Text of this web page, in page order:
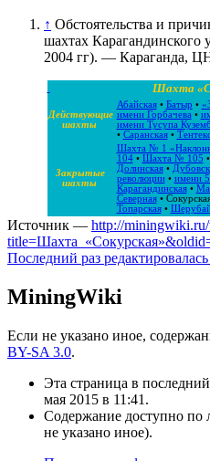
↑ Обстоятельства и
шахтах Карагандинского
2004 гг). — Караганда,
Шахта
Действующие
шахты
Абайская• Батыр •
имени Горбачева •
имени Тусупа
• Саранская•
Закрытые
шахты
Шахта № 1
104• Шахта № 105 •
Долинская•
революции• имени
Карагандинская•
Северная•
Топарская•
Источник — http://
Последний раз
MiningWiki
Если не указано иное,
BY-SA 3.0.
Эта страница в
мая 2015 в 11:41.
Содержание доступно по
не указано иное).